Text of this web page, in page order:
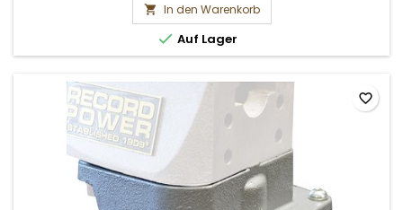
 In den Warenkorb
 Auf Lager
favorite_border